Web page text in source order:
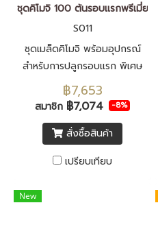
ชุดคิโมจิ 100 ต้นรอบแรกพรีเมี่ยม
S011
ชุดเมล็ดคิโมจิ พร้อมอุปกรณ์
สำหรับการปลูกรอบแรก พิเศษ
เพิ่มอุกรณ์วัดค่า EC ค่าpH
เครื่องวัดความหวานและ ตาชั่ง
฿7,653
สมาชิก ฿7,074 -8%
สั่งซื้อสินค้า
เปรียบเทียบ
New